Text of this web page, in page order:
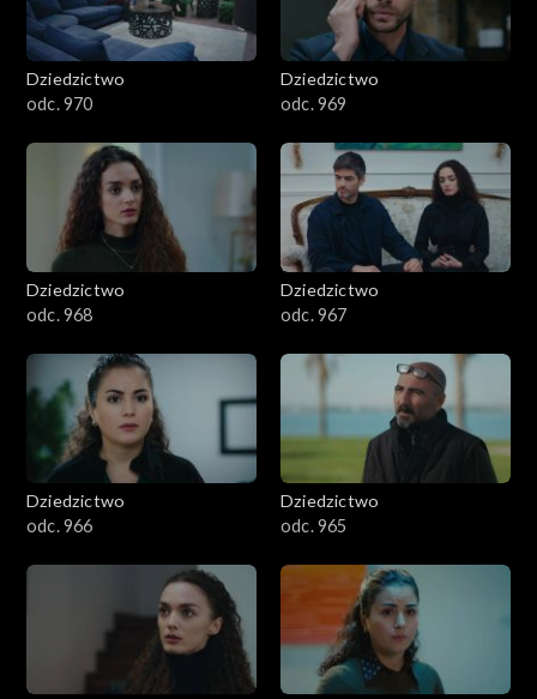
Dziedzictwo
odc. 970
Dziedzictwo
odc. 969
Dziedzictwo
odc. 968
Dziedzictwo
odc. 967
Dziedzictwo
odc. 966
Dziedzictwo
odc. 965